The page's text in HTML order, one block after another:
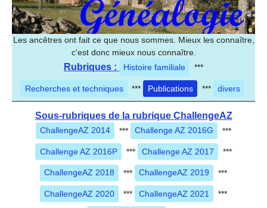
Les ancêtres ont fait ce que nous sommes. Mieux les connaître,
c'est donc mieux nous connaître.
Rubriques : Histoire familiale ***
Recherches et techniques *** Publications *** divers
Sous-rubriques de la rubrique ChallengeAZ
ChallengeAZ 2014 *** Challenge AZ 2016G ***
Challenge AZ 2016P *** Challenge AZ 2017 ***
ChallengeAZ 2018 *** ChallengeAZ 2019 ***
ChallengeAZ 2020 *** ChallengeAZ 2021 ***